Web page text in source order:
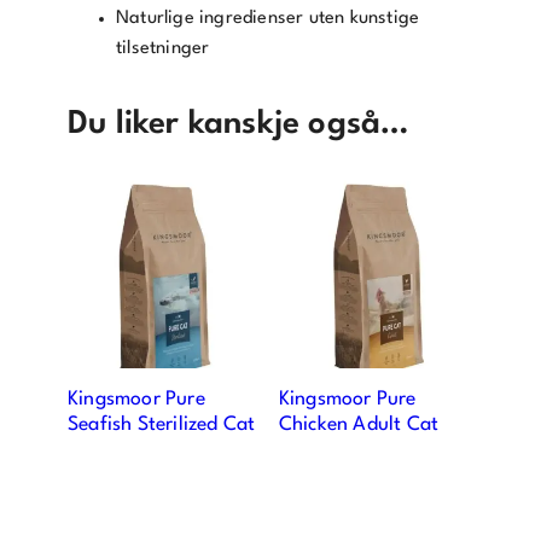
Naturlige ingredienser uten kunstige
tilsetninger
Du liker kanskje også…
Kingsmoor Pure
Seafish Sterilized Cat
Kingsmoor Pure
Chicken Adult Cat